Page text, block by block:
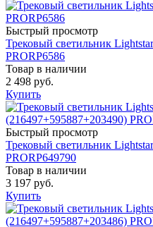
Быстрый просмотр
Трековый светильник
PRORP6586
Товар в наличии
2 498 руб.
Купить
Быстрый просмотр
Трековый светильник
PRORP649790
Товар в наличии
3 197 руб.
Купить